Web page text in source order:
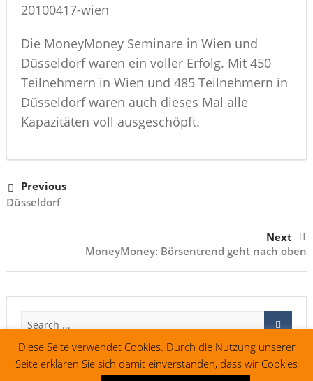
20100417-wien
Die MoneyMoney Seminare in Wien und
Düsseldorf waren ein voller Erfolg. Mit 450
Teilnehmern in Wien und 485 Teilnehmern in
Düsseldorf waren auch dieses Mal alle
Kapazitäten voll ausgeschöpft.
Previous
Düsseldorf
Next
MoneyMoney: Börsentrend geht nach oben
Diese Seite verwendet Cookies. Durch die Nutzung unserer
Seite erklären Sie sich damit einverstanden, dass wir Cookies